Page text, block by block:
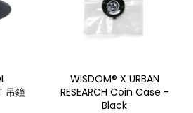
吊鐘
WISDOM® X URBAN
RESEARCH Coin Case -
Black